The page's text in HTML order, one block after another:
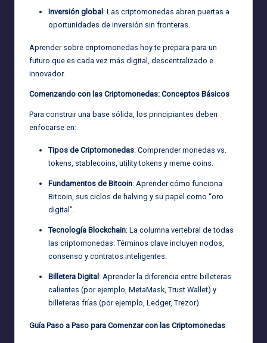
Inversión global : Las criptomonedas abren puertas a
oportunidades de inversión sin fronteras.
Aprender sobre criptomonedas hoy te prepara para un
futuro que es cada vez más digital, descentralizado e
innovador.
Comenzando con las Criptomonedas: Conceptos Básicos
Para construir una base sólida, los principiantes deben
enfocarse en:
Tipos de Criptomonedas: Comprender monedas vs.
tokens, stablecoins, utility tokens y meme coins.
Fundamentos de Bitcoin: Aprender cómo funciona
Bitcoin, sus ciclos de halving y su papel como “oro
digital”.
Tecnología Blockchain: La columna vertebral de todas
las criptomonedas. Términos clave incluyen nodos,
consenso y contratos inteligentes.
Billetera Digital : Aprender la diferencia entre billeteras
calientes (por ejemplo, MetaMask, Trust Wallet) y
billeteras frías (por ejemplo, Ledger, Trezor).
Guía Paso a Paso para Comenzar con las Criptomonedas